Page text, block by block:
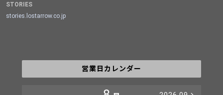
STORIES
stories.lostarrow.co.jp
営業日カレンダー